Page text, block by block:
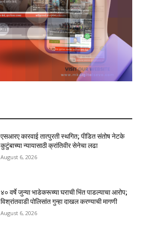
एसआरए कारवाई तात्पुरती स्थगित; पीडित संतोष नेटके
कुटुंबाच्या न्यायासाठी क्रांतिवीर सेनेचा लढा
August 6, 2026
४० वर्षे जुन्या भाडेकरूच्या घराची भिंत पाडल्याचा आरोप;
विश्रांतवाडी पोलिसांत गुन्हा दाखल करण्याची मागणी
August 6, 2026